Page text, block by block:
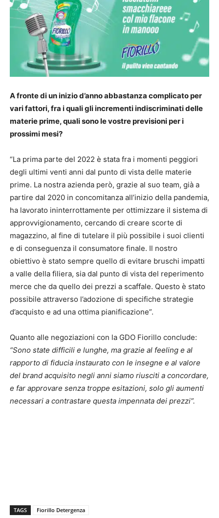
A fronte di un inizio d’anno abbastanza complicato per
vari fattori, fra i quali gli incrementi indiscriminati delle
materie prime, quali sono le vostre previsioni per i
prossimi mesi?
“La prima parte del 2022 è stata fra i momenti peggiori
degli ultimi venti anni dal punto di vista delle materie
prime. La nostra azienda però, grazie al suo team, già a
partire dal 2020 in concomitanza all’inizio della pandemia,
ha lavorato ininterrottamente per ottimizzare il sistema di
approvvigionamento, cercando di creare scorte di
magazzino, al fine di tutelare il più possibile i suoi clienti
e di conseguenza il consumatore finale. Il nostro
obiettivo è stato sempre quello di evitare bruschi impatti
a valle della filiera, sia dal punto di vista del reperimento
merce che da quello dei prezzi a scaffale. Questo è stato
possibile attraverso l’adozione di specifiche strategie
d’acquisto e ad una ottima pianificazione”.
Quanto alle negoziazioni con la GDO Fiorillo conclude:
“Sono state difficili e lunghe, ma grazie al feeling e al
rapporto di fiducia instaurato con le insegne e al valore
del brand acquisito negli anni siamo riusciti a concordare,
e far approvare senza troppe esitazioni, solo gli aumenti
necessari a contrastare questa impennata dei prezzi”.
TAGS Fiorillo Detergenza